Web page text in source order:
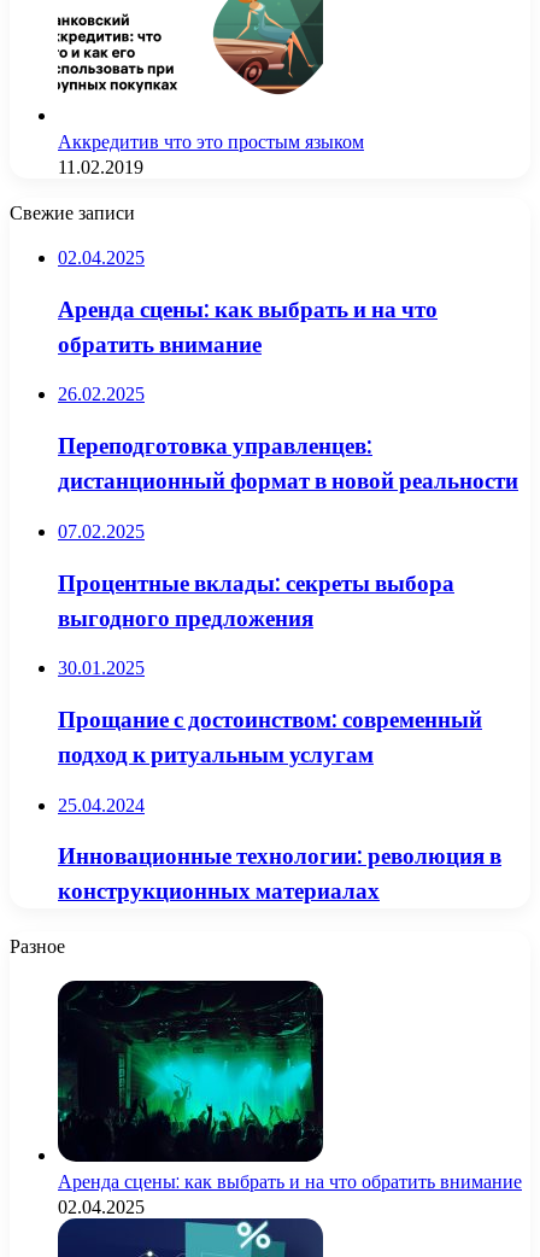
Аккредитив что это простым языком
11.02.2019
Свежие записи
02.04.2025
Аренда сцены: как выбрать и на что
обратить внимание
26.02.2025
Переподготовка управленцев:
дистанционный формат в новой реальности
07.02.2025
Процентные вклады: секреты выбора
выгодного предложения
30.01.2025
Прощание с достоинством: современный
подход к ритуальным услугам
25.04.2024
Инновационные технологии: революция в
конструкционных материалах
Разное
Аренда сцены: как выбрать и на что обратить внимание
02.04.2025